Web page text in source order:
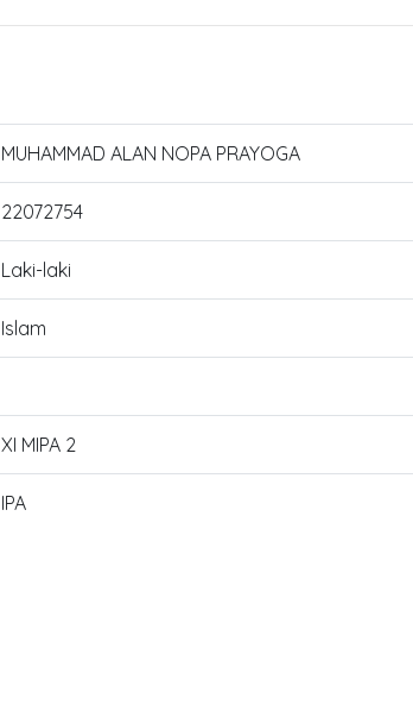
MUHAMMAD ALAN NOPA PRAYOGA
22072754
Laki-laki
Islam
XI MIPA 2
IPA